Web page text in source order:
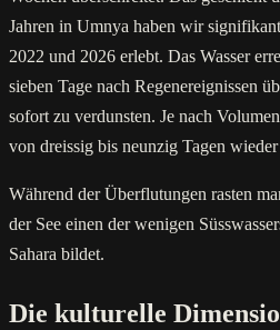
Jahren in Umnya haben wir
2022 und 2026 erlebt. Das Wasser
sieben Tage nach Regenereignissen
sofort zu verdunsten. Je nach
von dreissig bis neunzig Tagen
Während der Überflutungen rasten
der See einen der wenigen
Sahara bildet.
Die kulturelle